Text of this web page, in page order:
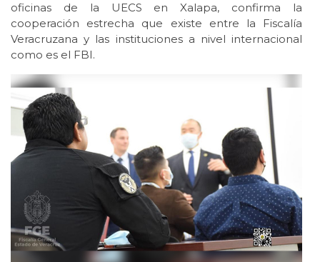
oficinas de la UECS en Xalapa, confirma la
cooperación estrecha que existe entre la Fiscalía
Veracruzana y las instituciones a nivel internacional
como es el FBI.